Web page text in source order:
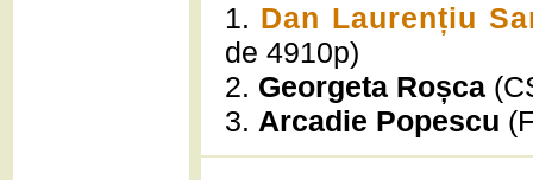
1. Dan Laurențiu
de 4910p)
2. Georgeta Roșca
3. Arcadie Popescu